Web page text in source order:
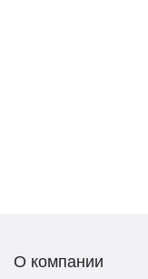
О компании